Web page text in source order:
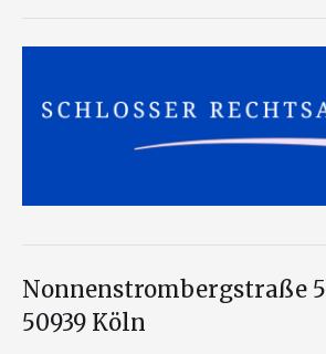
Nonnenstrombergstraße 5
50939 Köln